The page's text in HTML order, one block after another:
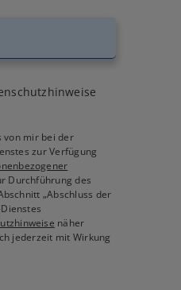
von mir bei der
zur Verfügung
Durchführung des
„Abschluss der
näher
jederzeit mit Wirkung